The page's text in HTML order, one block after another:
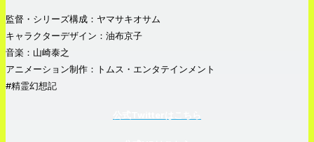
監督・シリーズ構成：ヤマサキオサム
キャラクターデザイン：油布京子
音楽：山崎泰之
アニメーション制作：トムス・エンタテインメント
#精霊幻想記